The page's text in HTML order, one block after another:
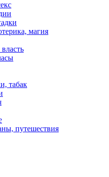
магия
табак
путешествия